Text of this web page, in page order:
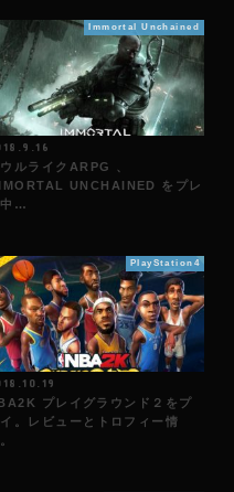
Immortal Unchained
ウルライクARPG 、
UNCHAINED をプレ
中…
PlayStation4
プレイグラウンド２をプ
イ。レビューとトロフィー情